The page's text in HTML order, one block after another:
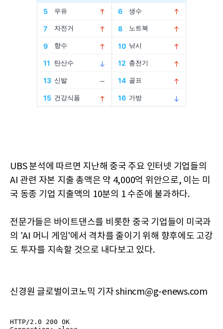
UBS 분석에 따르면 지난해 중국 주요 인터넷 기업들의
AI 관련 자본 지출 총액은 약 4,000억 위안으로, 이는 미
국 동종 기업 지출액의 10분의 1 수준에 불과하다.
전문가들은 바이트댄스를 비롯한 중국 기업들이 미국과
의 'AI 머니 게임'에서 격차를 줄이기 위해 향후에도 고강
도 투자를 지속할 것으로 내다보고 있다.
신경원 글로벌이코노믹 기자 shincm@g-enews.com